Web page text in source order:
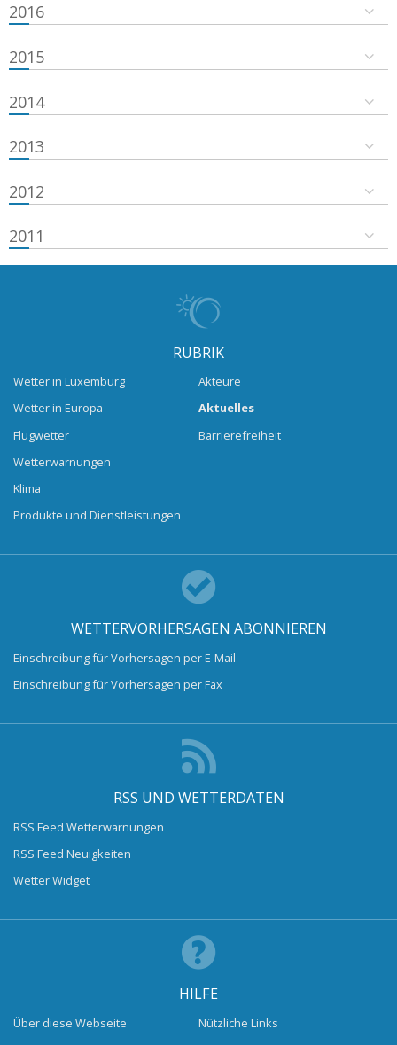
2016
2015
2014
2013
2012
2011
RUBRIK
Wetter in Luxemburg
Wetter in Europa
Flugwetter
Wetterwarnungen
Klima
Produkte und Dienstleistungen
Akteure
Aktuelles
Barrierefreiheit
WETTERVORHERSAGEN ABONNIEREN
Einschreibung für Vorhersagen per E-Mail
Einschreibung für Vorhersagen per Fax
RSS UND WETTERDATEN
RSS Feed Wetterwarnungen
RSS Feed Neuigkeiten
Wetter Widget
HILFE
Über diese Webseite
Nützliche Links